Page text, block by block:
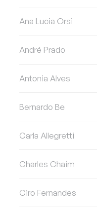
Ana Lucia Orsi
André Prado
Antonia Alves
Bernardo Be
Carla Allegretti
Charles Chaim
Ciro Fernandes